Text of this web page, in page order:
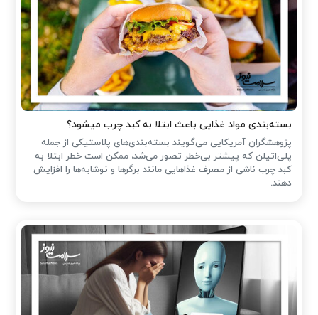
بسته‌بندی مواد غذایی باعث ابتلا به کبد چرب میشود؟
پژوهشگران آمریکایی می‌گویند بسته‌بندی‌های پلاستیکی از جمله
پلی‌اتیلن که پیشتر بی‌خطر تصور می‌شد، ممکن است خطر ابتلا به
کبد چرب ناشی از مصرف غذاهایی مانند برگرها و نوشابه‌ها را افزایش
دهند.